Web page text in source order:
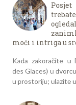
moći i intriga u
Kada zakoračite u
des Glaces) u
u prostoriju; ulazite